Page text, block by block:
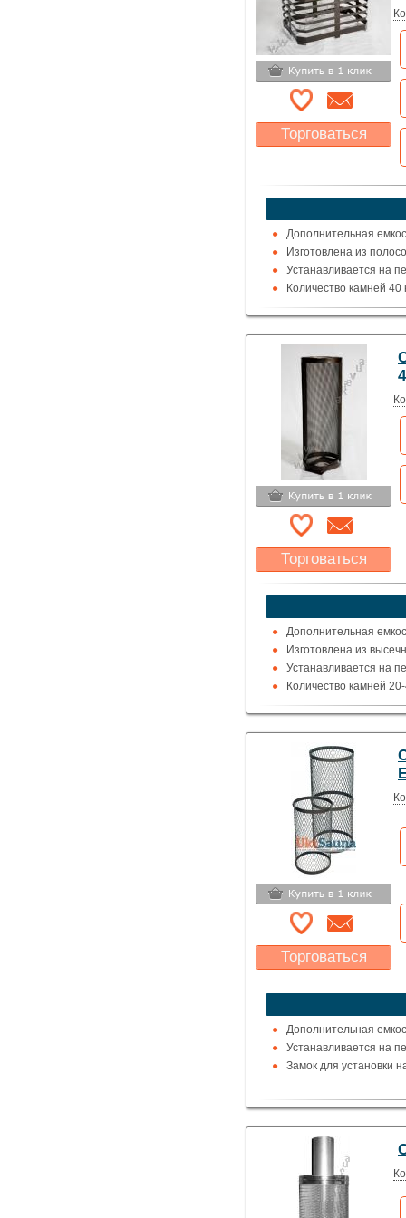
Торговаться
Указать цену
Дополнительная
Изготовлена из
Устанавливается на
Количество камней 40
Вес 3 кг.
Торговаться
Какая цена Вас
устроит?
Указать цену
Дополнительная
Изготовлена из
Устанавливается на
Количество камней 20-
Вес 3 кг.
Торговаться
Какая цена Вас
устроит?
Указать цену
Дополнительная
Устанавливается на
Замок для установки